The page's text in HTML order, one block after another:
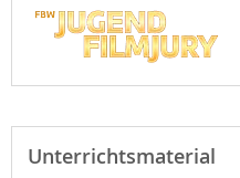
Unterrichtsmaterial